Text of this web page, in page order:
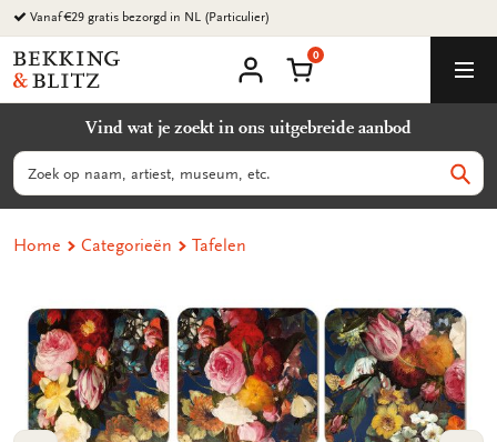
Ga
naar
content
Vanaf €29 gratis bezorgd in NL (Particulier)
Bekking
&
B.V.
account
Winkelmand
0
Vind wat je zoekt in ons uitgebreide aanbod
Zoeken
Home Categorieën Tafelen